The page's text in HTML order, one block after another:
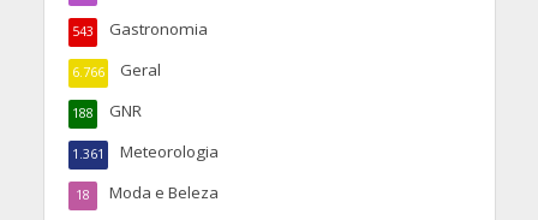
Gastronomia
543
Geral
6.766
GNR
188
Meteorologia
1.361
Moda e Beleza
18